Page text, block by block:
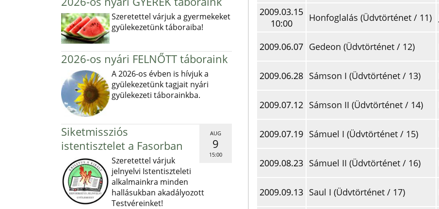
Szeretettel várjuk a gyermekeket
gyülekezetünk táboraiba!
2026-os nyári FELNŐTT táboraink
A 2026-os évben is hívjuk a
gyülekezetünk tagjait nyári
gyülekezeti táborainkba.
AUG
9
15:00
Siketmissziós
istentisztelet a Fasorban
Szeretettel várjuk
jelnyelvi Istentiszteleti
alkalmainkra minden
hallásukban akadályozott
Testvéreinket!
2009.03.15
10:00
Honfoglalás (Üdvtörténet / 11)
2009.06.07 Gedeon (Üdvtörténet / 12)
2009.06.28 Sámson I (Üdvtörténet / 13)
2009.07.12 Sámson II (Üdvtörténet / 14)
2009.07.19 Sámuel I (Üdvtörténet / 15)
2009.08.23 Sámuel II (Üdvtörténet / 16)
2009.09.13 Saul I (Üdvtörténet / 17)